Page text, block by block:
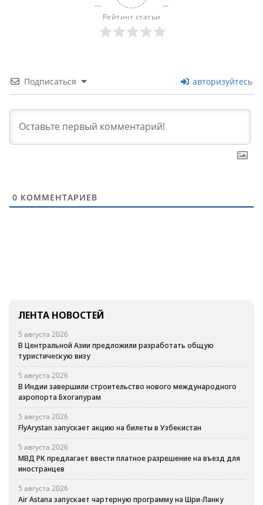
Рейтинг статьи
Подписаться авторизуйтесь
0 КОММЕНТАРИЕВ
ЛЕНТА НОВОСТЕЙ
5 августа 2026
В Центральной Азии предложили разработать общую
туристическую визу
5 августа 2026
В Индии завершили строительство нового международного
аэропорта Бхогапурам
5 августа 2026
FlyArystan запускает акцию на билеты в Узбекистан
5 августа 2026
МВД РК предлагает ввести платное разрешение на въезд для
иностранцев
5 августа 2026
Air Astana запускает чартерную программу на Шри-Ланку